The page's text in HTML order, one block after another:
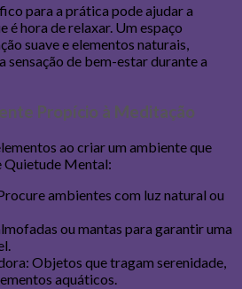
para a prática pode ajudar a
é hora de relaxar. Um espaço
suave e elementos naturais,
de bem-estar durante a
Propício à Meditação
ao criar um ambiente que
Quietude Mental:
ambientes com luz natural ou
ou mantas para garantir uma
Objetos que tragam serenidade,
aquáticos.